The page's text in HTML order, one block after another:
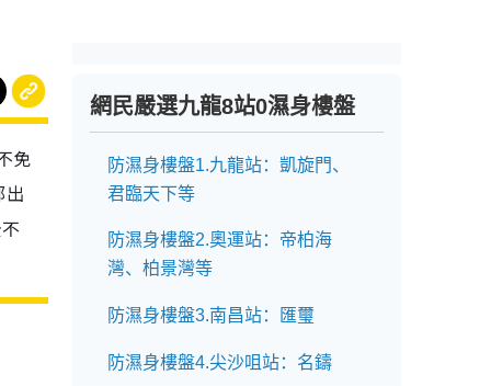
免
網民嚴選九龍8站0濕身樓盤
防濕身樓盤1.九龍站：凱旋門、
君臨天下等
防濕身樓盤2.奧運站：帝柏海
灣、柏景灣等
防濕身樓盤3.南昌站：匯璽
防濕身樓盤4.尖沙咀站：名鑄